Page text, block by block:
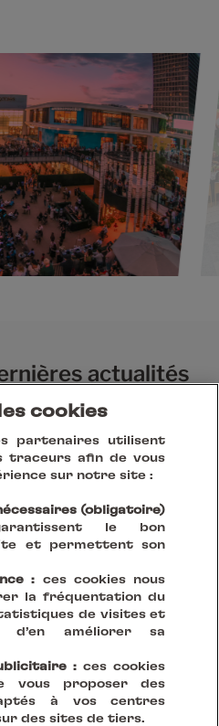
actualités
Notre Scène.
cookies
partenaires utilisent
traceurs afin de vous
sur notre site :
(obligatoire)
le bon
et permettent son
: ces cookies nous
la fréquentation du
de visites et
d’en améliorer sa
: ces cookies
vous proposer des
à vos centres
des sites de tiers.